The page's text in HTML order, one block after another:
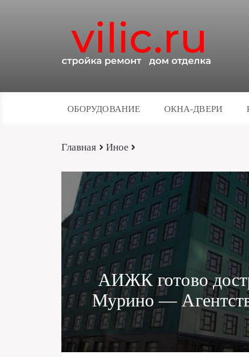
ОБОРУДОВАНИЕ ОКНА-ДВЕРИ
Главная Иное
АИЖК готово
Мурино —